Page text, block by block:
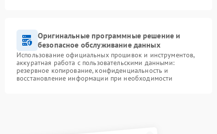
Оригинальные программные решение и
безопасное обслуживание данных
Использование официальных прошивок и инструментов,
аккуратная работа с пользовательскими данными:
резервное копирование, конфиденциальность и
восстановление информации при необходимости